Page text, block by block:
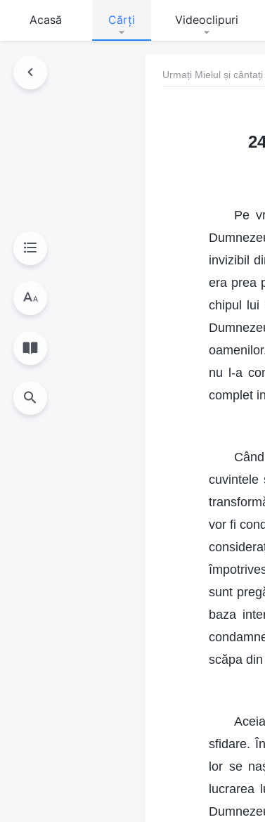
Acasă Cărți Videoclipuri
Urmați Mielul și
Pe
invizibil
era prea
chipul lui
nu l-a
complet
cuvintele
vor fi
sunt
baza
scăpa
sfidare.
lor se
lucrarea